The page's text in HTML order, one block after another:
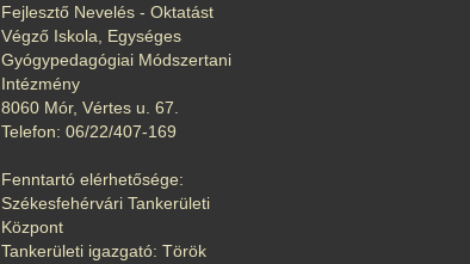
Fejlesztő Nevelés - Oktatást
Végző Iskola, Egységes
Gyógypedagógiai Módszertani
Intézmény
8060 Mór, Vértes u. 67.
Telefon: 06/22/407-169
Fenntartó elérhetősége:
Székesfehérvári Tankerületi
Központ
Tankerületi igazgató: Török